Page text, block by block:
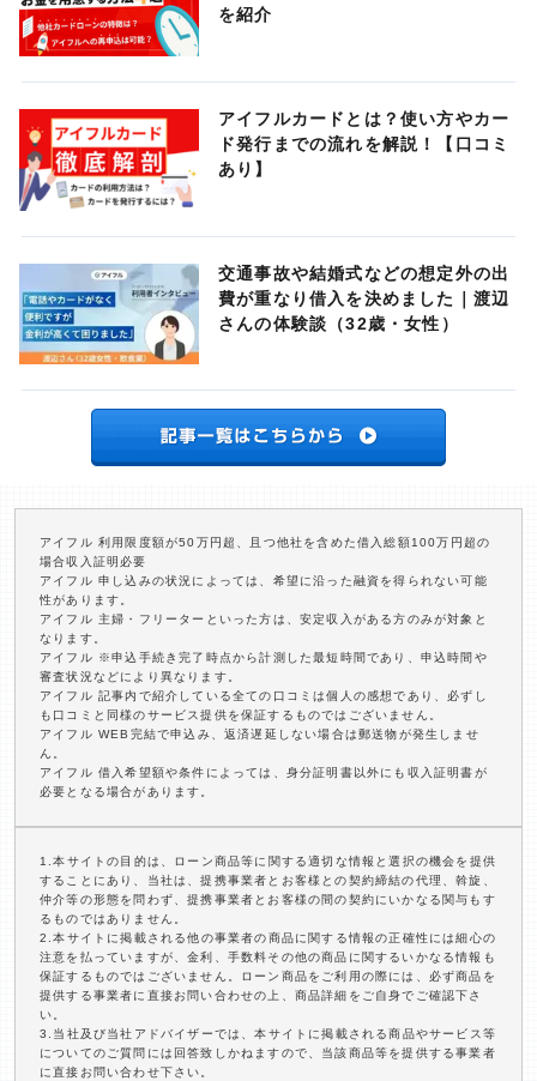
を紹介
アイフルカードとは？使い方やカー
ド発行までの流れを解説！【口コミ
あり】
交通事故や結婚式などの想定外の出
費が重なり借入を決めました｜渡辺
さんの体験談（32歳・女性）
アイフル 利用限度額が50万円超、且つ他社を含めた借入総額100万円超の
場合収入証明必要
アイフル 申し込みの状況によっては、希望に沿った融資を得られない可能
性があります。
アイフル 主婦・フリーターといった方は、安定収入がある方のみが対象と
なります。
アイフル ※申込手続き完了時点から計測した最短時間であり、申込時間や
審査状況などにより異なります。
アイフル 記事内で紹介している全ての口コミは個人の感想であり、必ずし
も口コミと同様のサービス提供を保証するものではございません。
アイフル WEB完結で申込み、返済遅延しない場合は郵送物が発生しませ
ん。
アイフル 借入希望額や条件によっては、身分証明書以外にも収入証明書が
必要となる場合があります。
1.本サイトの目的は、ローン商品等に関する適切な情報と選択の機会を提供
することにあり、当社は、提携事業者とお客様との契約締結の代理、斡旋、
仲介等の形態を問わず、提携事業者とお客様の間の契約にいかなる関与もす
るものではありません。
2.本サイトに掲載される他の事業者の商品に関する情報の正確性には細心の
注意を払っていますが、金利、手数料その他の商品に関するいかなる情報も
保証するものではございません。ローン商品をご利用の際には、必ず商品を
提供する事業者に直接お問い合わせの上、商品詳細をご自身でご確認下さ
い。
3.当社及び当社アドバイザーでは、本サイトに掲載される商品やサービス等
についてのご質問には回答致しかねますので、当該商品等を提供する事業者
に直接お問い合わせ下さい。